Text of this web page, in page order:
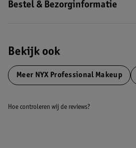
Bestel & Bezorginformatie
Bekijk ook
Meer NYX Professional Makeup
Hoe controleren wij de reviews?